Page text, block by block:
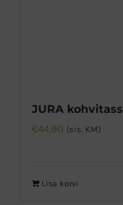
JURA
€44,90 (sis. KM)
Lisa korvi